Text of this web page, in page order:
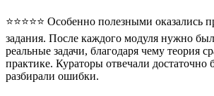
⭐⭐⭐⭐⭐ Особенно полезными оказались
задания. После каждого модуля нужно
реальные задачи, благодаря чему теория
практике. Кураторы отвечали достаточно
разбирали ошибки.